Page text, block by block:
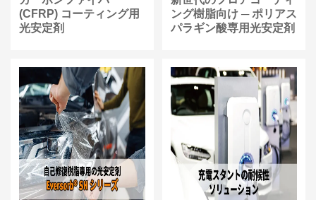
(CFRP) コーティング用
光安定剤
ング樹脂向け ─ ポリアス
パラギン酸専用光安定剤